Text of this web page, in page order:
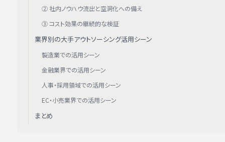
② 社内ノウハウ流出と空洞化への備え
③ コスト効果の継続的な検証
業界別の大手アウトソーシング活用シーン
製造業での活用シーン
金融業界での活用シーン
人事・採用領域での活用シーン
EC・小売業界での活用シーン
まとめ